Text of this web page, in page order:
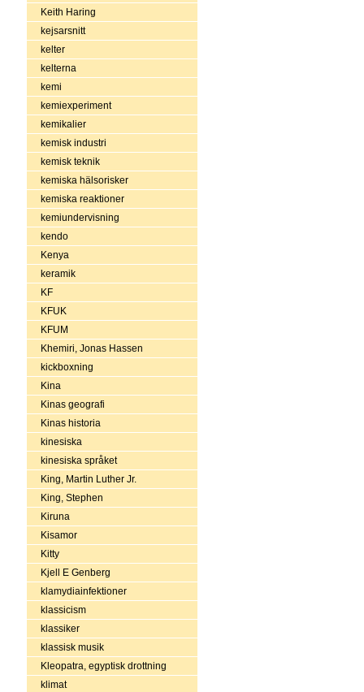
Keith Haring
kejsarsnitt
kelter
kelterna
kemi
kemiexperiment
kemikalier
kemisk industri
kemisk teknik
kemiska hälsorisker
kemiska reaktioner
kemiundervisning
kendo
Kenya
keramik
KF
KFUK
KFUM
Khemiri, Jonas Hassen
kickboxning
Kina
Kinas geografi
Kinas historia
kinesiska
kinesiska språket
King, Martin Luther Jr.
King, Stephen
Kiruna
Kisamor
Kitty
Kjell E Genberg
klamydiainfektioner
klassicism
klassiker
klassisk musik
Kleopatra, egyptisk drottning
klimat